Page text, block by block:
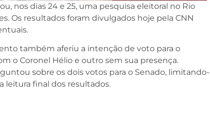
nos dias 24 e 25, uma pesquisa eleitoral no Rio
Os resultados foram divulgados hoje pela CNN
também aferiu a intenção de voto para o
o Coronel Hélio e outro sem sua presença.
sobre os dois votos para o Senado, limitando-
leitura final dos resultados.